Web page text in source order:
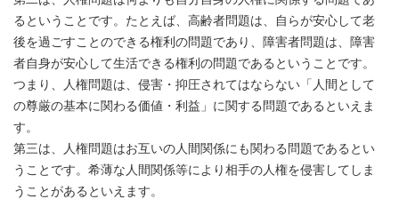
るということです。たとえば、高齢者問題は、自らが安心して老
後を過ごすことのできる権利の問題であり、障害者問題は、障害
者自身が安心して生活できる権利の問題であるということです。
つまり、人権問題は、侵害・抑圧されてはならない「人間として
の尊厳の基本に関わる価値・利益」に関する問題であるといえま
す。
第三は、人権問題はお互いの人間関係にも関わる問題であるとい
うことです。希薄な人間関係等により相手の人権を侵害してしま
うことがあるといえます。